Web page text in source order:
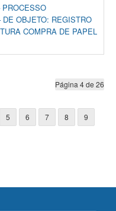
PROCESSO
OBJETO: REGISTRO
COMPRA DE PAPEL
Página 4 de 26
5 6 7 8
9